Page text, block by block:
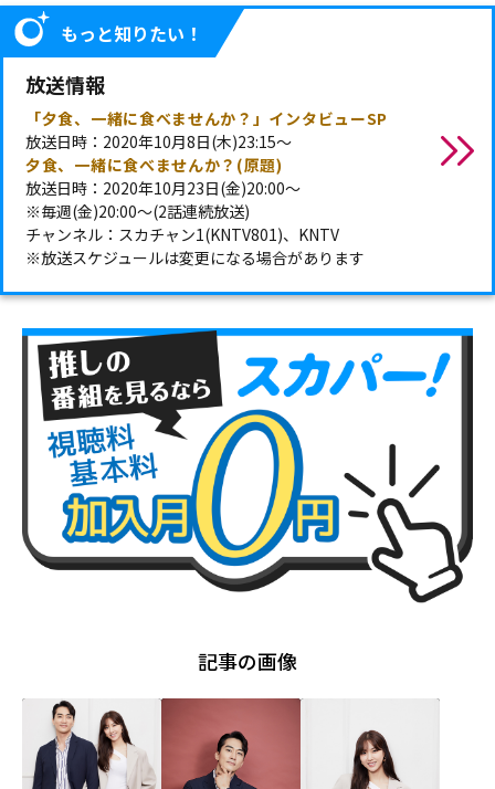
もっと知りたい！
放送情報
「夕食、一緒に食べませんか？」インタビューSP
放送日時：2020年10月8日(木)23:15～
夕食、一緒に食べませんか？(原題)
放送日時：2020年10月23日(金)20:00～
※毎週(金)20:00～(2話連続放送)
チャンネル：スカチャン1(KNTV801)、KNTV
※放送スケジュールは変更になる場合があります
記事の画像